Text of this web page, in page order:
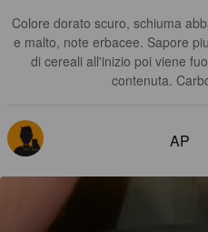
Colore dorato scuro, schiuma
e malto, note erbacee. Sapore
di cereali all'inizio poi viene
contenuta.
AP